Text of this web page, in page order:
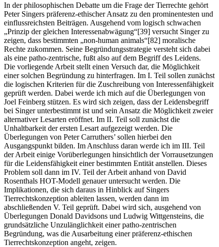
In der philosophischen Debatte um die Frage der Tierrechte gehört
Peter Singers präferenz-ethischer Ansatz zu den prominentesten und
einflussreichsten Beiträgen. Ausgehend vom logisch schwachen
„Prinzip der gleichen Interessenabwägung“[39] versucht Singer zu
zeigen, dass bestimmten „non-human animals“[82] moralische
Rechte zukommen. Seine Begründungsstrategie versteht sich dabei
als eine patho-zentrische, fußt also auf dem Begriff des Leidens.
Die vorliegende Arbeit stellt einen Versuch dar, die Möglichkeit
einer solchen Begründung zu hinterfragen. Im I. Teil sollen zunächst
die logischen Kriterien für die Zuschreibung von Interessenfähigkeit
geprüft werden. Dabei werde ich mich auf die Überlegungen von
Joel Feinberg stützen. Es wird sich zeigen, dass der Leidensbegriff
bei Singer unterbestimmt ist und sein Ansatz die Möglichkeit zweier
alternativer Lesarten eröffnet. Im II. Teil soll zunächst die
Unhaltbarkeit der ersten Lesart aufgezeigt werden. Die
Überlegungen von Peter Carruthers’ sollen hierbei den
Ausgangspunkt bilden. Im Anschluss daran werde ich im III. Teil
der Arbeit einige Vorüberlegungen hinsichtlich der Vorrausetzungen
für die Leidensfähigkeit einer bestimmten Entität anstellen. Dieses
Problem soll dann im IV. Teil der Arbeit anhand von David
Rosenthals HOT-Modell genauer untersucht werden. Die
Implikationen, die sich daraus in Hinblick auf Singers
Tierrechtskonzeption ableiten lassen, werden dann im
abschließenden V. Teil geprüft. Dabei wird sich, ausgehend von
Überlegungen Donald Davidsons und Ludwig Wittgensteins, die
grundsätzliche Unzulänglichkeit einer patho-zentrischen
Begründung, was die Ausarbeitung einer präferenz-ethischen
Tierrechtskonzeption angeht, zeigen.